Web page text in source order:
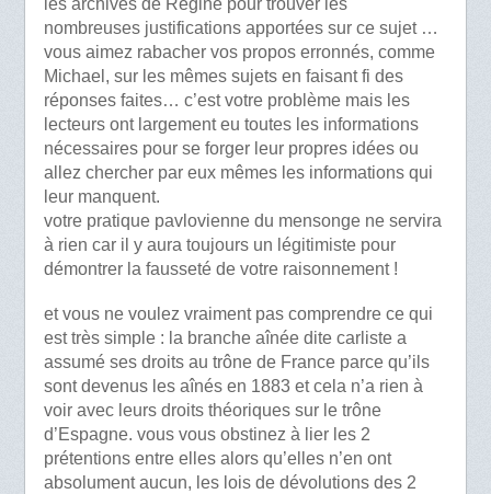
les archives de Régine pour trouver les
nombreuses justifications apportées sur ce sujet …
vous aimez rabacher vos propos erronnés, comme
Michael, sur les mêmes sujets en faisant fi des
réponses faites… c’est votre problème mais les
lecteurs ont largement eu toutes les informations
nécessaires pour se forger leur propres idées ou
allez chercher par eux mêmes les informations qui
leur manquent.
votre pratique pavlovienne du mensonge ne servira
à rien car il y aura toujours un légitimiste pour
démontrer la fausseté de votre raisonnement !
et vous ne voulez vraiment pas comprendre ce qui
est très simple : la branche aînée dite carliste a
assumé ses droits au trône de France parce qu’ils
sont devenus les aînés en 1883 et cela n’a rien à
voir avec leurs droits théoriques sur le trône
d’Espagne. vous vous obstinez à lier les 2
prétentions entre elles alors qu’elles n’en ont
absolument aucun, les lois de dévolutions des 2